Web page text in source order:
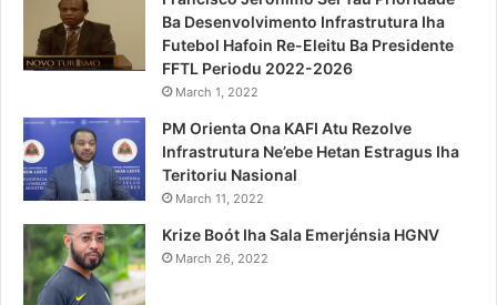
Ba Desenvolvimento Infrastrutura Iha
Futebol Hafoin Re-Eleitu Ba Presidente
FFTL Periodu 2022-2026
March 1, 2022
PM Orienta Ona KAFI Atu Rezolve
Infrastrutura Ne’ebe Hetan Estragus Iha
Teritoriu Nasional
March 11, 2022
Krize Boót Iha Sala Emerjénsia HGNV
March 26, 2022